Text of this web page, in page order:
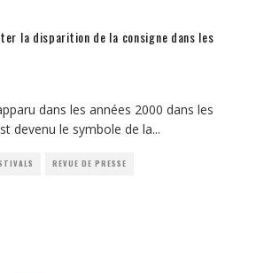
la disparition de la consigne dans les
dans les années 2000 dans les
devenu le symbole de la...
REVUE DE PRESSE